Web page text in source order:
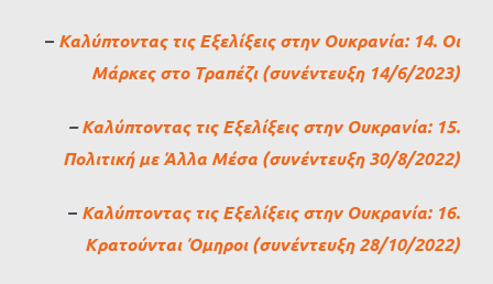
– Καλύπτοντας τις Εξελίξεις στην Ουκρανία: 14. Οι
Μάρκες στο Τραπέζι (συνέντευξη 14/6/2023)
–Καλύπτοντας τις Εξελίξεις στην Ουκρανία: 15.
Πολιτική με Άλλα Μέσα (συνέντευξη 30/8/2022)
– Καλύπτοντας τις Εξελίξεις στην Ουκρανία: 16.
Κρατούνται Όμηροι (συνέντευξη 28/10/2022)